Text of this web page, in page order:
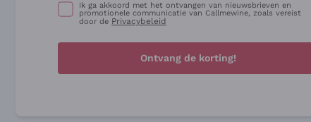
Ik ga akkoord met het ontvangen van nieuwsbrieven en
promotionele communicatie van Callmewine, zoals vereist
door de Privacybeleid
Ontvang de korting!